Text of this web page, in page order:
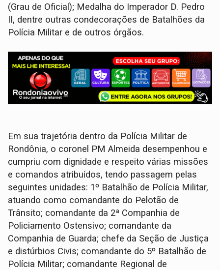
(Grau de Oficial); Medalha do Imperador D. Pedro
II, dentre outras condecorações de Batalhões da
Polícia Militar e de outros órgãos.
Em sua trajetória dentro da Polícia Militar de
Rondônia, o coronel PM Almeida desempenhou e
cumpriu com dignidade e respeito várias missões
e comandos atribuídos, tendo passagem pelas
seguintes unidades: 1º Batalhão de Polícia Militar,
atuando como comandante do Pelotão de
Trânsito; comandante da 2ª Companhia de
Policiamento Ostensivo; comandante da
Companhia de Guarda; chefe da Seção de Justiça
e distúrbios Civis; comandante do 5º Batalhão de
Polícia Militar; comandante Regional de